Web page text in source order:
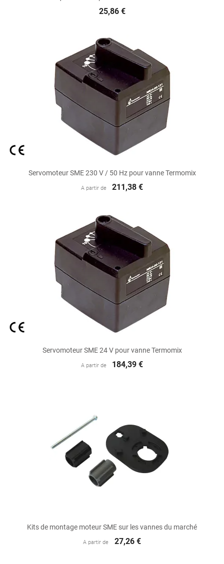
25,86 €
Servomoteur SME 230 V / 50 Hz pour vanne Termomix
A partir de 211,38 €
Servomoteur SME 24 V pour vanne Termomix
A partir de 184,39 €
Kits de montage moteur SME sur les vannes du marché
A partir de 27,26 €